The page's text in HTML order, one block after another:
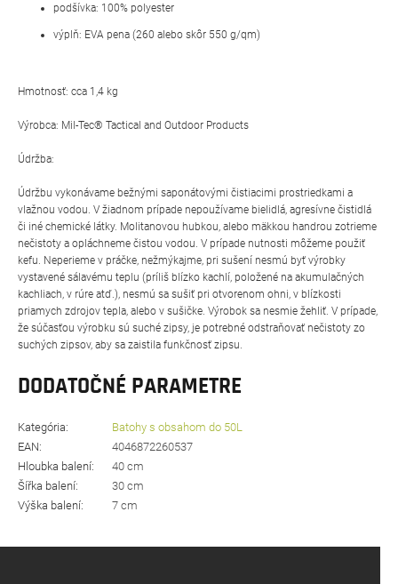
podšívka: 100% polyester
výplň: EVA pena (260 alebo skôr 550 g/qm)
Hmotnosť: cca 1,4 kg
Výrobca: Mil-Tec® Tactical and Outdoor Products
Údržba:
Údržbu vykonávame bežnými saponátovými čistiacimi prostriedkami a
vlažnou vodou. V žiadnom prípade nepoužívame bielidlá, agresívne čistidlá
či iné chemické látky. Molitanovou hubkou, alebo mäkkou handrou zotrieme
nečistoty a opláchneme čistou vodou. V prípade nutnosti môžeme použiť
kefu. Neperieme v práčke, nežmýkajme, pri sušení nesmú byť výrobky
vystavené sálavému teplu (príliš blízko kachlí, položené na akumulačných
kachliach, v rúre atď.), nesmú sa sušiť pri otvorenom ohni, v blízkosti
priamych zdrojov tepla, alebo v sušičke. Výrobok sa nesmie žehliť. V prípade,
že súčasťou výrobku sú suché zipsy, je potrebné odstraňovať nečistoty zo
suchých zipsov, aby sa zaistila funkčnosť zipsu.
DODATOČNÉ PARAMETRE
Kategória:
Batohy s obsahom do 50L
EAN:
4046872260537
Hloubka balení:
40 cm
Šířka balení:
30 cm
Výška balení: 7 cm